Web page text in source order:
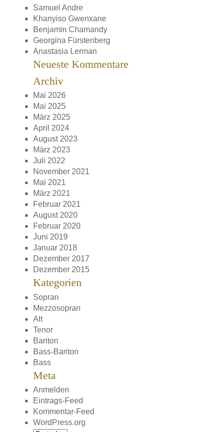
Samuel Andre
Khanyiso Gwenxane
Benjamin Chamandy
Georgina Fürstenberg
Anastasia Lerman
Neueste Kommentare
Archiv
Mai 2026
Mai 2025
März 2025
April 2024
August 2023
März 2023
Juli 2022
November 2021
Mai 2021
März 2021
Februar 2021
August 2020
Februar 2020
Juni 2019
Januar 2018
Dezember 2017
Dezember 2015
Kategorien
Sopran
Mezzosopran
Alt
Tenor
Bariton
Bass-Bariton
Bass
Meta
Anmelden
Eintrags-Feed
Kommentar-Feed
WordPress.org